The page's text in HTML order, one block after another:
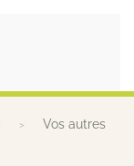
Vos autres